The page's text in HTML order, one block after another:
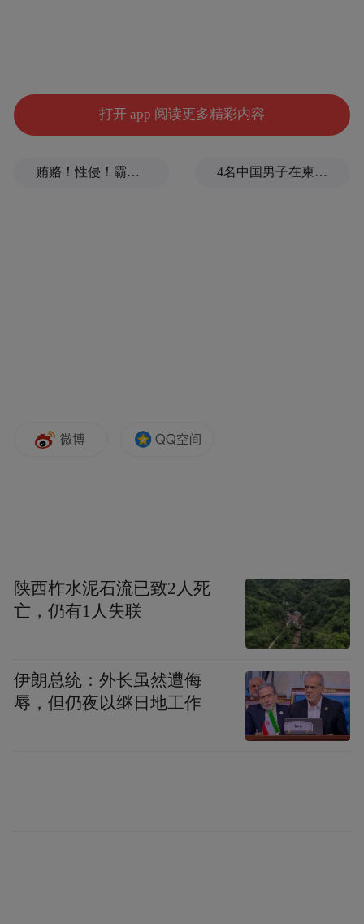
打开 app 阅读更多精彩内容
贿赂！性侵！霸凌！韩国体坛缘何丑闻不断 4名中国男子在柬埔寨杀人抛尸，被判无期
陕西柞水泥石流已致2人死
亡，仍有1人失联
伊朗总统：外长虽然遭侮
辱，但仍夜以继日地工作